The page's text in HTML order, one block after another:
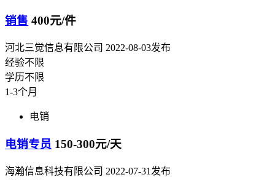
销售 400元/件
河北三觉信息有限公司 2022-08-03发布
经验不限
学历不限
1-3个月
电销
电销专员 150-300元/天
海瀚信息科技有限公司 2022-07-31发布